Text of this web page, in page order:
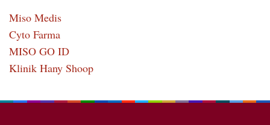
Miso Medis
Cyto Farma
MISO GO ID
Klinik Hany Shoop